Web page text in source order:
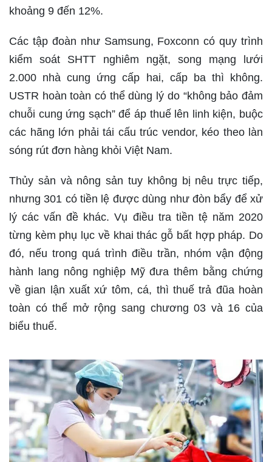
khoảng 9 đến 12%.
Các tập đoàn như Samsung, Foxconn có quy trình
kiểm soát SHTT nghiêm ngặt, song mạng lưới
2.000 nhà cung ứng cấp hai, cấp ba thì không.
USTR hoàn toàn có thể dùng lý do “không bảo đảm
chuỗi cung ứng sạch” để áp thuế lên linh kiện, buộc
các hãng lớn phải tái cấu trúc vendor, kéo theo làn
sóng rút đơn hàng khỏi Việt Nam.
Thủy sản và nông sản tuy không bị nêu trực tiếp,
nhưng 301 có tiền lệ được dùng như đòn bẩy để xử
lý các vấn đề khác. Vụ điều tra tiền tệ năm 2020
từng kèm phụ lục về khai thác gỗ bất hợp pháp. Do
đó, nếu trong quá trình điều trần, nhóm vận động
hành lang nông nghiệp Mỹ đưa thêm bằng chứng
về gian lận xuất xứ tôm, cá, thì thuế trả đũa hoàn
toàn có thể mở rộng sang chương 03 và 16 của
biểu thuế.